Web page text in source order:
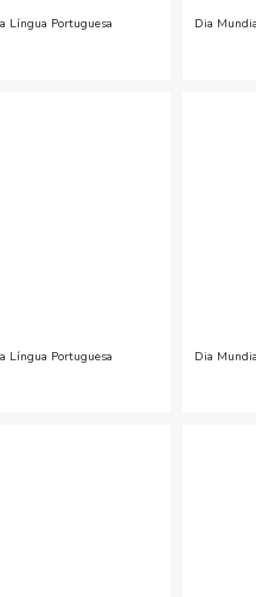
Língua Portuguesa Dia
Língua Portuguesa Dia